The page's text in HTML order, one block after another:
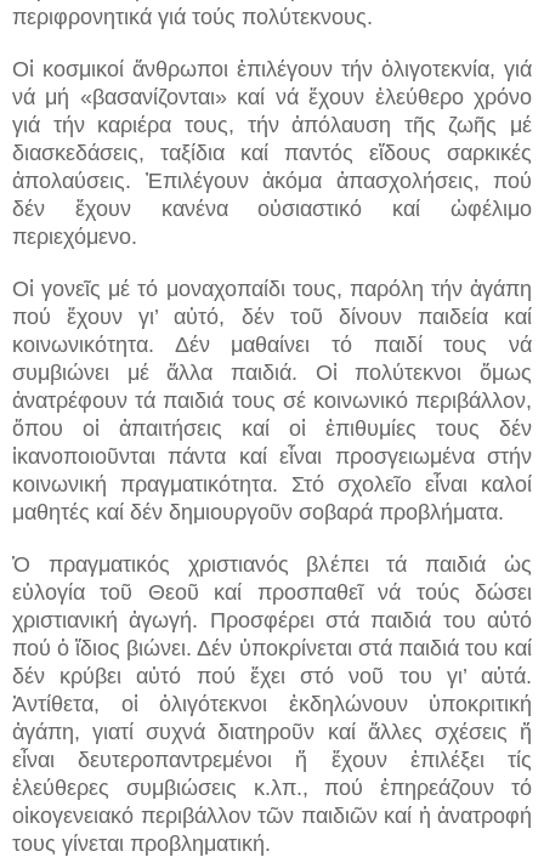
περιφρονητικά γιά τούς πολύτεκνους.
Οἱ κοσμικοί ἄνθρωποι ἐπιλέγουν τήν ὀλιγοτεκνία, γιά
νά μή «βασανίζονται» καί νά ἔχουν ἐλεύθερο χρόνο
γιά τήν καριέρα τους, τήν ἀπόλαυση τῆς ζωῆς μέ
διασκεδάσεις, ταξίδια καί παντός εἴδους σαρκικές
ἀπολαύσεις. Ἐπιλέγουν ἀκόμα ἀπασχολήσεις, πού
δέν ἔχουν κανένα οὐσιαστικό καί ὠφέλιμο
περιεχόμενο.
Οἱ γονεῖς μέ τό μοναχοπαίδι τους, παρόλη τήν ἀγάπη
πού ἔχουν γι’ αὐτό, δέν τοῦ δίνουν παιδεία καί
κοινωνικότητα. Δέν μαθαίνει τό παιδί τους νά
συμβιώνει μέ ἄλλα παιδιά. Οἱ πολύτεκνοι ὅμως
ἀνατρέφουν τά παιδιά τους σέ κοινωνικό περιβάλλον,
ὅπου οἱ ἀπαιτήσεις καί οἱ ἐπιθυμίες τους δέν
ἱκανοποιοῦνται πάντα καί εἶναι προσγειωμένα στήν
κοινωνική πραγματικότητα. Στό σχολεῖο εἶναι καλοί
μαθητές καί δέν δημιουργοῦν σοβαρά προβλήματα.
Ὁ πραγματικός χριστιανός βλέπει τά παιδιά ὡς
εὐλογία τοῦ Θεοῦ καί προσπαθεῖ νά τούς δώσει
χριστιανική ἀγωγή. Προσφέρει στά παιδιά του αὐτό
πού ὁ ἴδιος βιώνει. Δέν ὑποκρίνεται στά παιδιά του καί
δέν κρύβει αὐτό πού ἔχει στό νοῦ του γι’ αὐτά.
Ἀντίθετα, οἱ ὀλιγότεκνοι ἐκδηλώνουν ὑποκριτική
ἀγάπη, γιατί συχνά διατηροῦν καί ἄλλες σχέσεις ἤ
εἶναι δευτεροπαντρεμένοι ἤ ἔχουν ἐπιλέξει τίς
ἐλεύθερες συμβιώσεις κ.λπ., πού ἐπηρεάζουν τό
οἰκογενειακό περιβάλλον τῶν παιδιῶν καί ἡ ἀνατροφή
τους γίνεται προβληματική.